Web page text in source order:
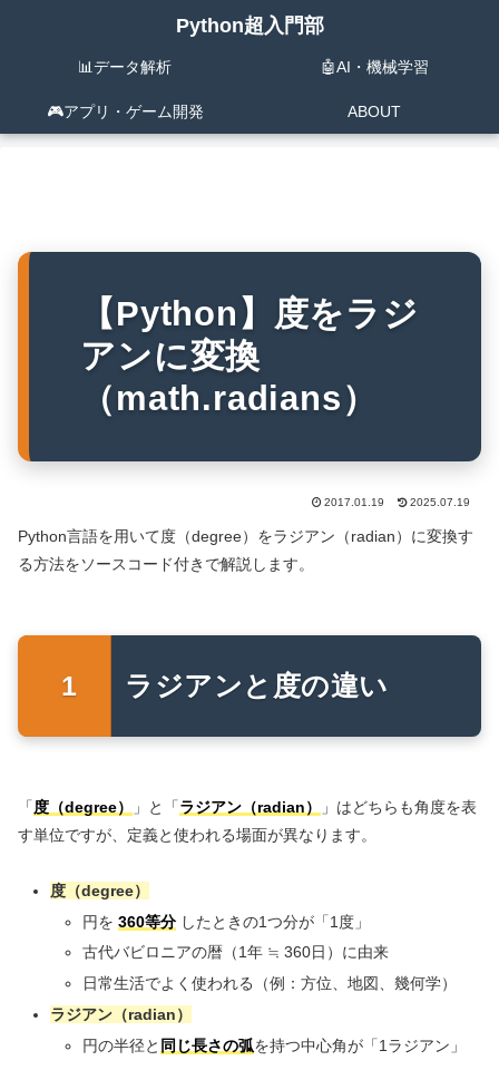
Python超入門部
📊データ解析 🤖AI・機械学習
🎮️アプリ・ゲーム開発 ABOUT
【Python】度をラジ
アンに変換
（math.radians）
2017.01.19 2025.07.19
Python言語を用いて度（degree）をラジアン（radian）に変換す
る方法をソースコード付きで解説します。
ラジアンと度の違い
「度（degree） 」と「ラジアン（radian）
」はどちらも角度を表
す単位ですが、定義と使われる場面が異なります。
度（degree）
円を 360等分したときの1つ分が「1度」
古代バビロニアの暦（1年 ≒ 360日）に由来
日常生活でよく使われる（例：方位、地図、幾何学）
ラジアン（radian）
円の半径と 同じ長さの弧を持つ中心角が「1ラジアン」